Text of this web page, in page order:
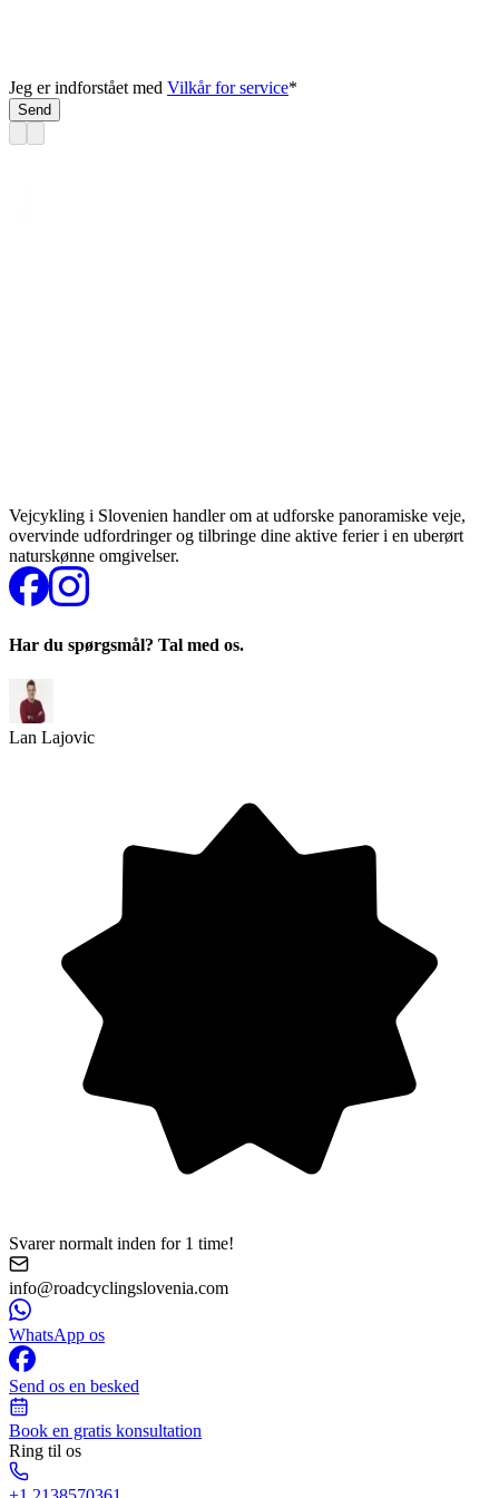
Jeg er indforstået med Vilkår for service*
Send
Vejcykling i Slovenien handler om at udforske panoramiske veje,
overvinde udfordringer og tilbringe dine aktive ferier i en uberørt
naturskønne omgivelser.
Har du spørgsmål? Tal med os.
Lan Lajovic
Svarer normalt inden for 1 time!
info@roadcyclingslovenia.com
WhatsApp os
Send os en besked
Book en gratis konsultation
Ring til os